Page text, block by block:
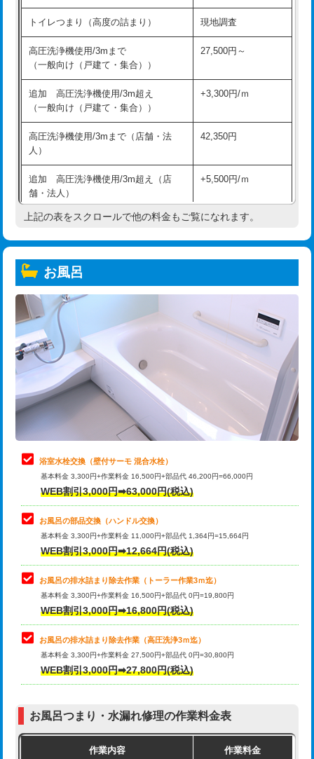
トイレつまり（高度の詰まり） 現地調査
高圧洗浄機使用/3mまで
（一般向け（戸建て・集合））
27,500円～
追加 高圧洗浄機使用/3m超え
（一般向け（戸建て・集合））
+3,300円/ｍ
高圧洗浄機使用/3mまで（店舗・法
人）
42,350円
追加 高圧洗浄機使用/3m超え（店
舗・法人）
+5,500円/ｍ
高度高圧洗浄換 現地調査
トーラー機使用/3mまで
追加トーラー機使用/3m超え
カメラ調査 33,000円
桝清掃 8,800円
止水・漏水調査・防水処理・清掃・修
理・調整・分解・加工など（軽作業）
止水・漏水調査・防水処理・清掃・修
理・調整・分解・加工など（中作業）
22,000円
止水・漏水調査・防水処理・清掃・修
理・調整・分解・加工など（重作業）
33,000円
トイレタンク脱着
トイレ便器脱着
タンクレストイレ脱着 33,000円
小便器トイレ脱着
その他部品の脱着 8,800円～
交換・取付（タンク）
交換・取付（普通便座） 11,000円+材料費
交換・取付（温水洗浄便座） 16,500円+材料費
上記の表をスクロールで他の料金もご覧になれます。
お風呂
浴室水栓交換（壁付サーモ 混合水栓）
基本料金 3,300円+作業料金 16,500円+部品代 46,200円=66,000円
WEB割引3,000円➡63,000円(税込)
お風呂の部品交換（ハンドル交換）
基本料金 3,300円+作業料金 11,000円+部品代 1,364円=15,664円
WEB割引3,000円➡12,664円(税込)
お風呂の排水詰まり除去作業（トーラー作業3ｍ迄）
基本料金 3,300円+作業料金 16,500円+部品代 0円=19,800円
WEB割引3,000円➡16,800円(税込)
お風呂の排水詰まり除去作業（高圧洗浄3ｍ迄）
基本料金 3,300円+作業料金 27,500円+部品代 0円=30,800円
WEB割引3,000円➡27,800円(税込)
お風呂つまり・水漏れ修理の作業料金表
作業内容 作業料金